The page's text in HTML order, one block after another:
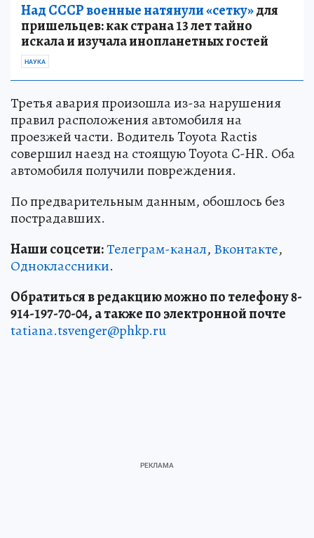
Над СССР военные натянули «сетку»для
пришельцев: как страна 13 лет тайно
искала и изучала инопланетных гостей
НАУКА
Третья авария произошла из-за нарушения
правил расположения автомобиля на
проезжей части. Водитель Toyota Ractis
совершил наезд на стоящую Toyota C-HR. Оба
автомобиля получили повреждения.
По предварительным данным, обошлось без
пострадавших.
Наши соцсети:Телеграм-канал, Вконтакте,
Одноклассники.
Обратиться в редакцию можно по телефону 8-
914-197-70-04, а также по электронной почте
tatiana.tsvenger@phkp.ru